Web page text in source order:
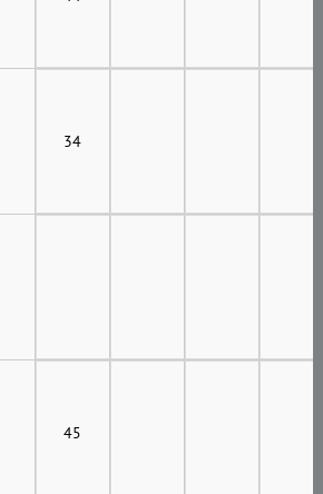
34
45